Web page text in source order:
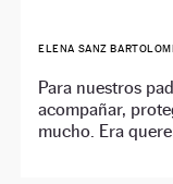
ELENA SANZ
Para nuestros
acompañar,
mucho. Era